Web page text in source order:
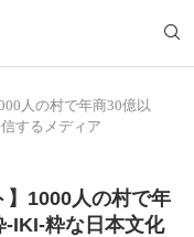
人の村で年商30億以
するメディア
】1000人の村で年
IKI-粋な日本文化